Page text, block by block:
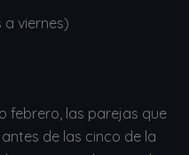
a viernes)
febrero, las parejas que
de las cinco de la